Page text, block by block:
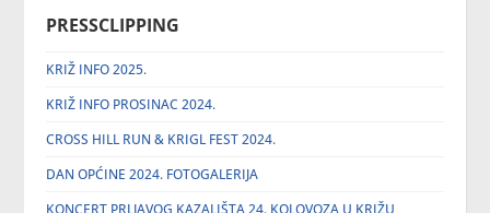
PRESSCLIPPING
KRIŽ INFO 2025.
KRIŽ INFO PROSINAC 2024.
CROSS HILL RUN & KRIGL FEST 2024.
DAN OPĆINE 2024. FOTOGALERIJA
KONCERT PRLJAVOG KAZALIŠTA 24. KOLOVOZA U KRIŽU